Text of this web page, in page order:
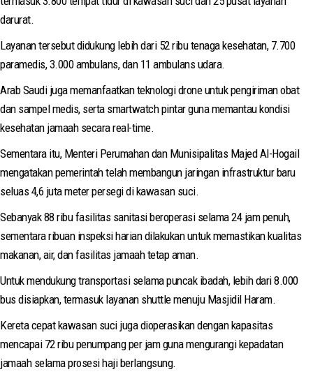
darurat.
Layanan tersebut didukung lebih dari 52 ribu tenaga kesehatan, 7.700
paramedis, 3.000 ambulans, dan 11 ambulans udara.
Arab Saudi juga memanfaatkan teknologi drone untuk pengiriman obat
dan sampel medis, serta smartwatch pintar guna memantau kondisi
kesehatan jamaah secara real-time.
Sementara itu, Menteri Perumahan dan Munisipalitas Majed Al-Hogail
mengatakan pemerintah telah membangun jaringan infrastruktur baru
seluas 4,6 juta meter persegi di kawasan suci.
Sebanyak 88 ribu fasilitas sanitasi beroperasi selama 24 jam penuh,
sementara ribuan inspeksi harian dilakukan untuk memastikan kualitas
makanan, air, dan fasilitas jamaah tetap aman.
Untuk mendukung transportasi selama puncak ibadah, lebih dari 8.000
bus disiapkan, termasuk layanan shuttle menuju Masjidil Haram.
Kereta cepat kawasan suci juga dioperasikan dengan kapasitas
mencapai 72 ribu penumpang per jam guna mengurangi kepadatan
jamaah selama prosesi haji berlangsung.